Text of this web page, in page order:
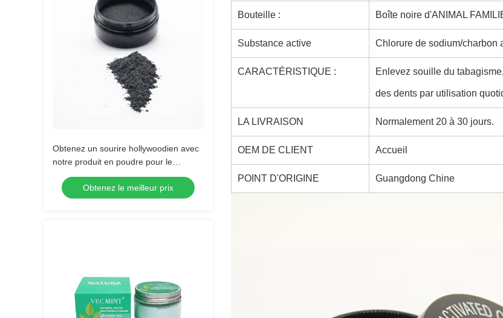
Obtenez un sourire hollywoodien avec
notre produit en poudre pour le
blanchiment oral
Obtenez le meilleur prix
Bouteille : Boîte noire d'ANIMAL
Substance active Chlorure de sodium/charbon
CARACTÉRISTIQUE : Enlevez souille du
des dents par utilisation
LA LIVRAISON Normalement 20 à 30 jours.
OEM DE CLIENT Accueil
POINT D'ORIGINE Guangdong Chine